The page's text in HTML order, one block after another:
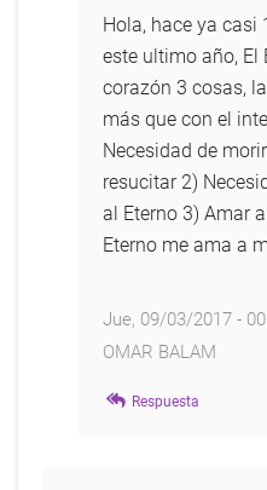
BALAM
Hola, hace ya casi
este ultimo año, El
corazón 3 cosas,
más que con el
Necesidad de
resucitar 2)
al Eterno 3) Amar
Eterno me ama a
Jue, 09/03/2017 -
OMAR BALAM
Respuesta